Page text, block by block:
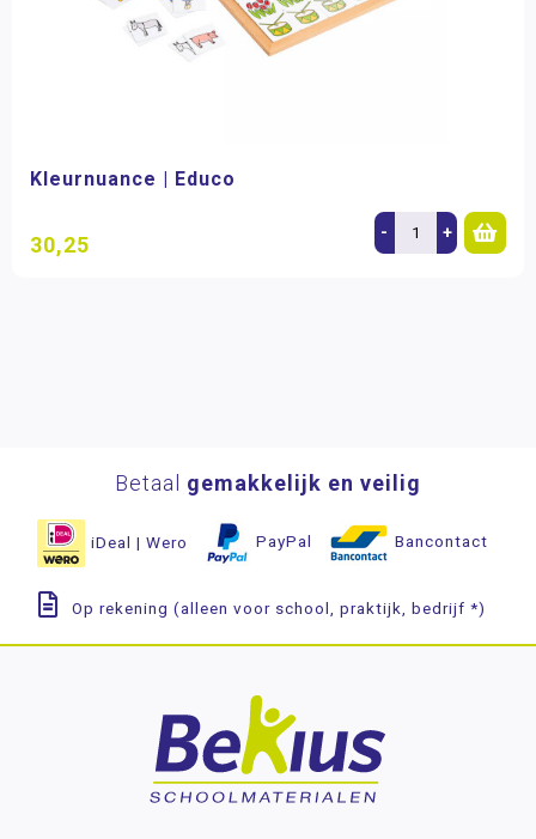
Kleurnuance | Educo
30,25 - +
Betaal gemakkelijk en veilig
iDeal | Wero PayPal Bancontact
Op rekening (alleen voor school, praktijk, bedrijf *)